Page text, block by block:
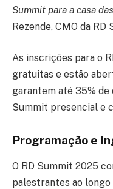
Summit para a casa
Rezende, CMO da RD
As inscrições para o
gratuitas e estão
garantem até 35% de
Summit presencial e
Programação e
O RD Summit 2025
palestrantes ao longo